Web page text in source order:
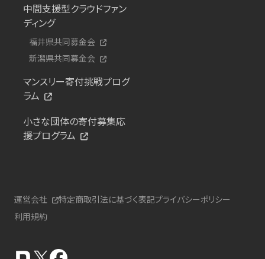
中間支援型クラウドファン
ディング
福井県共同募金会
新潟県共同募金会
マンスリー寄付挑戦プログ
ラム
小さな団体の寄付募集応
援プログラム
運営会社 特定商取引法に基づく表記プライバシーポリシー
利用規約